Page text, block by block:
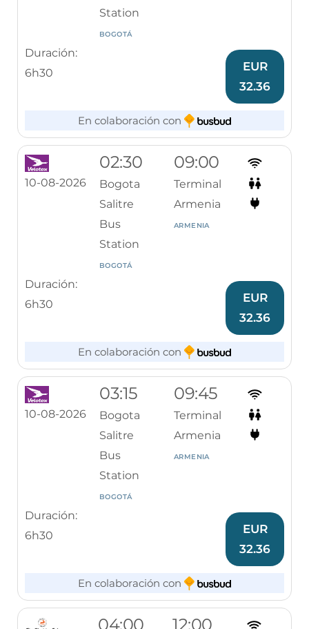
Station
BOGOTÁ
Duración:
6h30
EUR
32.36
En colaboración con
10-08-2026
02:30
Bogota
Salitre
Bus
Station
BOGOTÁ
09:00
Terminal
Armenia
ARMENIA
Duración:
6h30
EUR
32.36
En colaboración con
10-08-2026
03:15
Bogota
Salitre
Bus
Station
BOGOTÁ
09:45
Terminal
Armenia
ARMENIA
Duración:
6h30
EUR
32.36
En colaboración con
04:00 12:00